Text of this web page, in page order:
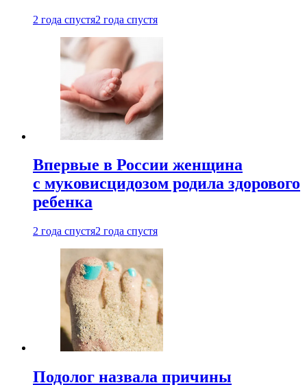
2 года спустя2 года спустя
Впервые в России женщина
с муковисцидозом родила здорового
ребенка
2 года спустя2 года спустя
Подолог назвала причины